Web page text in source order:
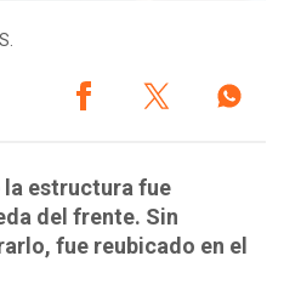
la estructura fue
del frente. Sin
fue reubicado en el